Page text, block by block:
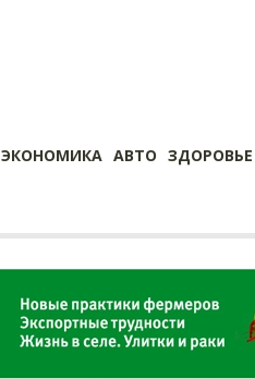
ЭКОНОМИКА АВТО ЗДОРОВЬЕ